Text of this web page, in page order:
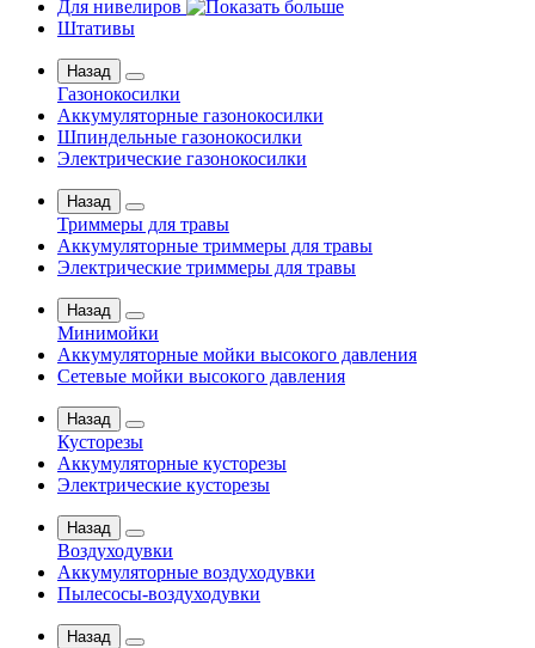
Для нивелиров
Штативы
Назад
Газонокосилки
Аккумуляторные газонокосилки
Шпиндельные газонокосилки
Электрические газонокосилки
Назад
Триммеры для травы
Аккумуляторные триммеры для травы
Электрические триммеры для травы
Назад
Минимойки
Аккумуляторные мойки высокого давления
Сетевые мойки высокого давления
Назад
Кусторезы
Аккумуляторные кусторезы
Электрические кусторезы
Назад
Воздуходувки
Аккумуляторные воздуходувки
Пылесосы-воздуходувки
Назад